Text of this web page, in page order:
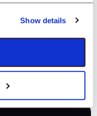
Show details